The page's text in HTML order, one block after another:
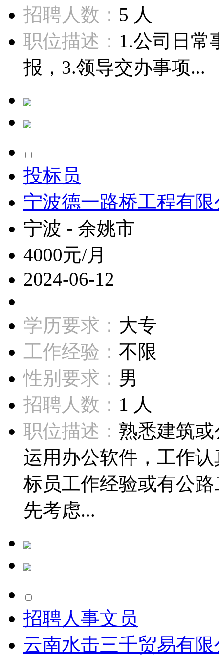
招聘人数： 5 人
职位描述： 1.公司日常
报，3.领导交办事项...
投标员
宁波德一路桥工程有限
宁波 - 余姚市
4000元/月
2024-06-12
学历要求： 大专
工作经验： 不限
性别要求： 男
招聘人数： 1 人
职位描述： 熟悉建筑
运用办公软件，工作
标员工作经验或有公
先考虑...
招聘人事文员
云南水击三千贸易有限